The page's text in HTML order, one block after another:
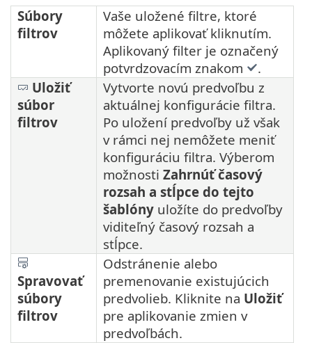
Súbory
filtrov
Vaše uložené filtre, ktoré
môžete aplikovať kliknutím.
Aplikovaný filter je označený
potvrdzovacím znakom
.
Uložiť
súbor
filtrov
Vytvorte novú predvoľbu z
aktuálnej konfigurácie filtra.
Po uložení predvoľby už však
v rámci nej nemôžete meniť
konfiguráciu filtra. Výberom
možnosti Zahrnúť časový
rozsah a stĺpce do tejto
šablóny uložíte do predvoľby
viditeľný časový rozsah a
stĺpce.
Spravovať
súbory
filtrov
Odstránenie alebo
premenovanie existujúcich
predvolieb. Kliknite na Uložiť
pre aplikovanie zmien v
predvoľbách.